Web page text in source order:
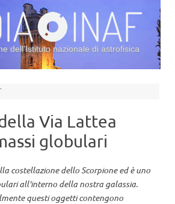
dell’Istituto nazionale di astrofisica
Via Lattea
globulari
costellazione dello Scorpione ed è uno
all'interno della nostra galassia.
questi oggetti contengono